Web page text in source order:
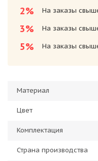
2%
На заказы
3% На заказы
5%
На заказы
Материал
Цвет
Комплектация
Страна производства